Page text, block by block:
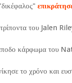
του Jalen
κάρφωμα του
το χρόνο και